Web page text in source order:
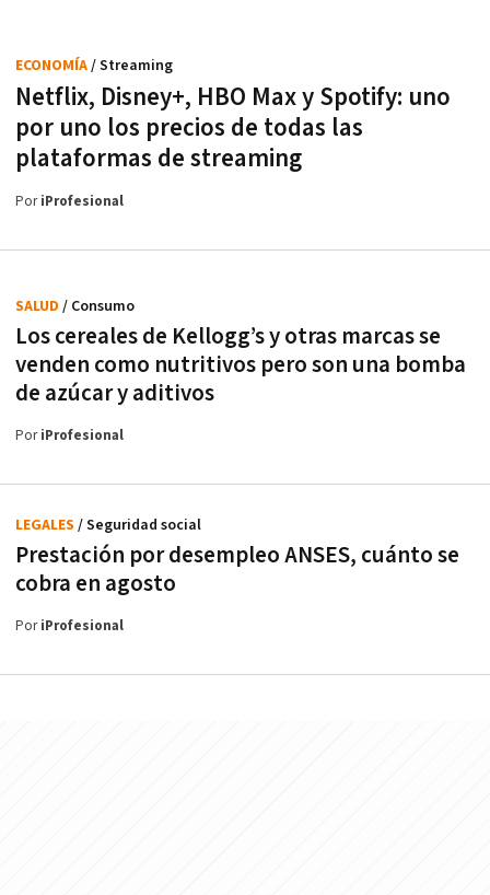
Netflix, Disney+, HBO Max y Spotify: uno
por uno los precios de todas las
plataformas de streaming
ECONOMÍA/ Streaming
PoriProfesional
Los cereales de Kellogg’s y otras marcas se
venden como nutritivos pero son una bomba
de azúcar y aditivos
SALUD / Consumo
PoriProfesional
Prestación por desempleo ANSES, cuánto se
cobra en agosto
LEGALES / Seguridad social
PoriProfesional